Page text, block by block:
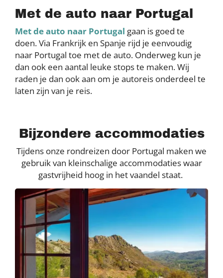
Met de auto naar Portugal
Met de auto naar Portugal gaan is goed te
doen. Via Frankrijk en Spanje rijd je eenvoudig
naar Portugal toe met de auto. Onderweg kun je
dan ook een aantal leuke stops te maken. Wij
raden je dan ook aan om je autoreis onderdeel te
laten zijn van je reis.
Bijzondere accommodaties
Tijdens onze rondreizen door Portugal maken we
gebruik van kleinschalige accommodaties waar
gastvrijheid hoog in het vaandel staat.